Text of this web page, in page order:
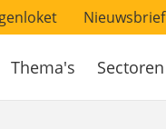
Nieuwsbrief
Thema's Sectoren